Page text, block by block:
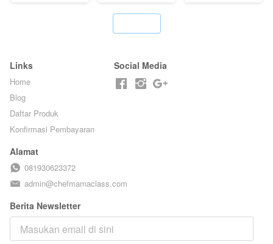
Links
Home
Blog
Daftar Produk
Konfirmasi Pembayaran
Social Media
Alamat
081930623372
admin@chefmamaclass.com
Berita Newsletter